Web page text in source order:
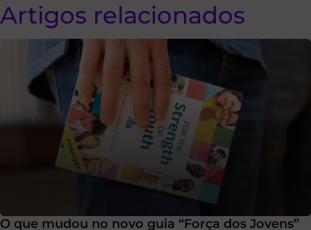
Artigos relacionados
O que mudou no novo guia “Força dos Jovens”